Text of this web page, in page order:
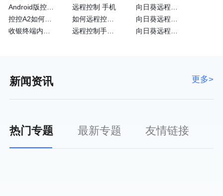
Android版控制端常见问题
控控A2如何通过4G网卡上网
远程控制 手机
新闻资讯 更多>
热门专题 最新专题 友情链接